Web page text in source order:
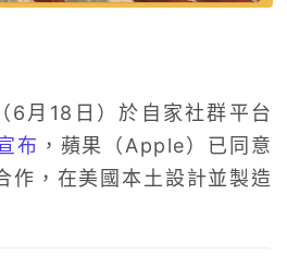
6月18日）於自家社群平台
布 ，蘋果（Apple）已同意
，在美國本土設計並製造